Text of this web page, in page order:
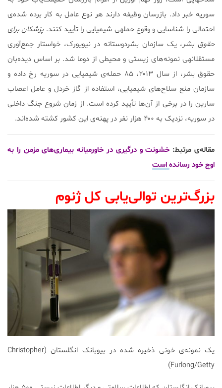
سوریه خبر داد. بازرسان وظیفه دارند هر نوع عامل به کار برده شده‌ی
احتمالی را شناسایی و وقوع حمله‎ی شیمیایی را تأیید کنند.
پزشکان برای
حقوق بشر، یک سازمان بشردوستانه در نیویورک، خواستار جمع‌آوری
مستقلانه‎ی نمونه‌های زیستی و محیطی از دوما شد. بر اساس دیده‌بان
حقوق بشر، از سال ۲۰۱۳، ۸۵ حمله‌ی شیمیایی در سوریه رخ داده و
سازمان منع سلاح‌های شیمیایی، استفاده از گاز خردل و عامل اعصاب
سارین را در برخی از آن‌ها تأیید کرده است. از زمان شروع جنگ داخلی
در سوریه، نزدیک به ۴۰۰ هزار نفر در پهنه‌ی این کشور کشته شده‌اند.
مقاله‌ی مرتبط: خشونت و درگیری در خاورمیانه بیماری‌های مزمن را به
اوج خود رسانده است
بزرگ‌ترین توالی‌یابی کل ژنوم
یک نمونه‌ی خونی ذخیره شده در بیوبانک انگلستان (Christopher
Furlong/Getty)